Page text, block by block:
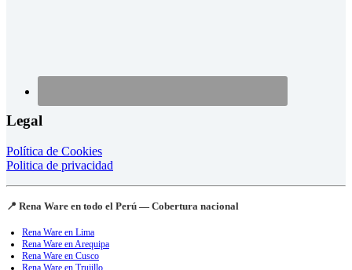
Legal
Política de Cookies
Politica de privacidad
📍 Rena Ware en todo el Perú — Cobertura nacional
Rena Ware en Lima
Rena Ware en Arequipa
Rena Ware en Cusco
Rena Ware en Trujillo